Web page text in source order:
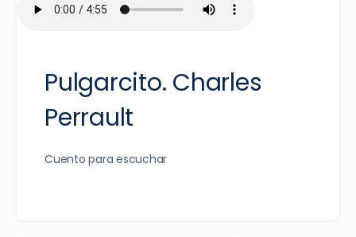
Pulgarcito. Charles
Perrault
Cuento para escuchar